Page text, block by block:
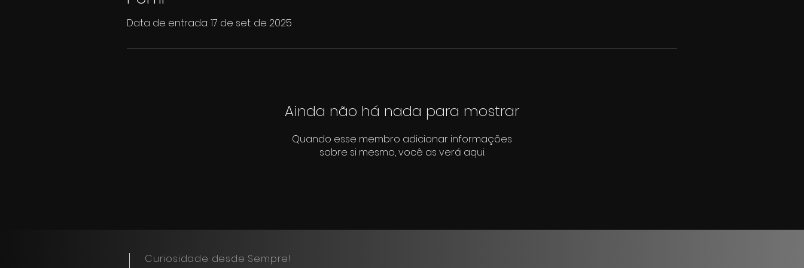
Data de entrada: 17 de set. de 2025
Ainda não há nada para mostrar
Quando esse membro adicionar informações
sobre si mesmo, você as verá aqui.
Curiosidade desde Sempre!